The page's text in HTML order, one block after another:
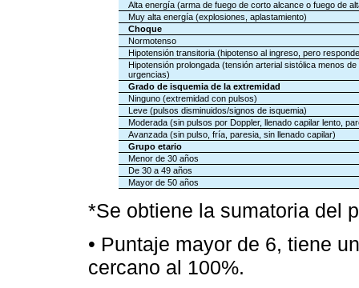
Alta energía (arma de fuego de corto alcance o fuego de
Muy alta energía (explosiones, aplastamiento)
Choque
Normotenso
Hipotensión transitoria (hipotenso al ingreso, pero
Hipotensión prolongada (tensión arterial sistólica menos
urgencias)
Grado de isquemia de la extremidad
Ninguno (extremidad con pulsos)
Leve (pulsos disminuidos/signos de isquemia)
Moderada (sin pulsos por Doppler, llenado capilar lento,
Avanzada (sin pulso, fría, paresia, sin llenado capilar)
Grupo etario
Menor de 30 años
De 30 a 49 años
Mayor de 50 años
*Se obtiene la sumatoria del
• Puntaje mayor de 6, tiene
cercano al 100%.